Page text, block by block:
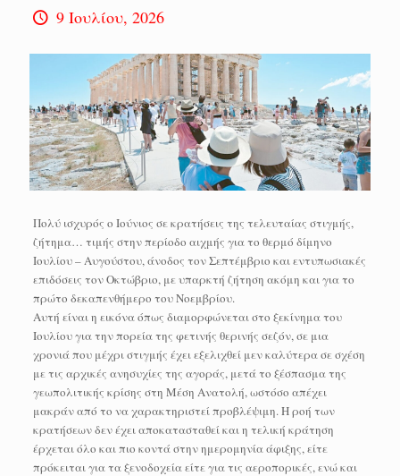
9 Ιουλίου, 2026
Πολύ ισχυρός ο Ιούνιος σε κρατήσεις της τελευταίας στιγμής,
ζήτημα… τιμής στην περίοδο αιχμής για το θερμό δίμηνο
Ιουλίου – Αυγούστου, άνοδος τον Σεπτέμβριο και εντυπωσιακές
επιδόσεις τον Οκτώβριο, με υπαρκτή ζήτηση ακόμη και για το
πρώτο δεκαπενθήμερο του Νοεμβρίου.
Aυτή είναι η εικόνα όπως διαμορφώνεται στο ξεκίνημα του
Ιουλίου για την πορεία της φετινής θερινής σεζόν, σε μια
χρονιά που μέχρι στιγμής έχει εξελιχθεί μεν καλύτερα σε σχέση
με τις αρχικές ανησυχίες της αγοράς, μετά το ξέσπασμα της
γεωπολιτικής κρίσης στη Μέση Ανατολή, ωστόσο απέχει
μακράν από το να χαρακτηριστεί προβλέψιμη. Η ροή των
κρατήσεων δεν έχει αποκατασταθεί και η τελική κράτηση
έρχεται όλο και πιο κοντά στην ημερομηνία άφιξης, είτε
πρόκειται για τα ξενοδοχεία είτε για τις αεροπορικές, ενώ και